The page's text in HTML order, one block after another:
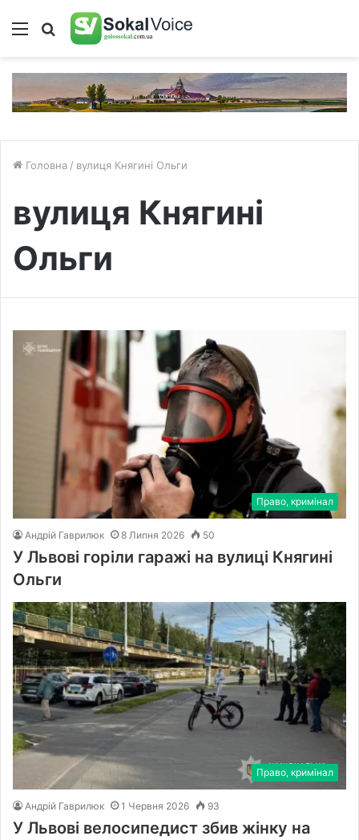
Меню Пошук
Головна / вулиця Княгині Ольги
вулиця Княгині
Ольги
Право, кримінал
Андрій Гаврилюк 8 Липня 2026 50
У Львові горіли гаражі на вулиці Княгині
Ольги
Право, кримінал
Андрій Гаврилюк 1 Червня 2026 93
У Львові велосипедист збив жінку на